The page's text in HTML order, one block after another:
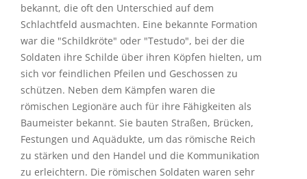
bekannt, die oft den Unterschied auf dem
Schlachtfeld ausmachten. Eine bekannte Formation
war die "Schildkröte" oder "Testudo", bei der die
Soldaten ihre Schilde über ihren Köpfen hielten, um
sich vor feindlichen Pfeilen und Geschossen zu
schützen. Neben dem Kämpfen waren die
römischen Legionäre auch für ihre Fähigkeiten als
Baumeister bekannt. Sie bauten Straßen, Brücken,
Festungen und Aquädukte, um das römische Reich
zu stärken und den Handel und die Kommunikation
zu erleichtern. Die römischen Soldaten waren sehr